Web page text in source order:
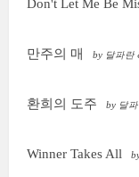
Don't Let Me Be
만주의 매 by 달파란
환희의 도주 by 달
Winner Takes All